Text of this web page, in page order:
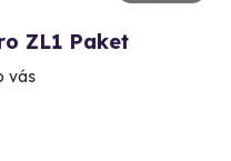
ZL1 Paket
vás